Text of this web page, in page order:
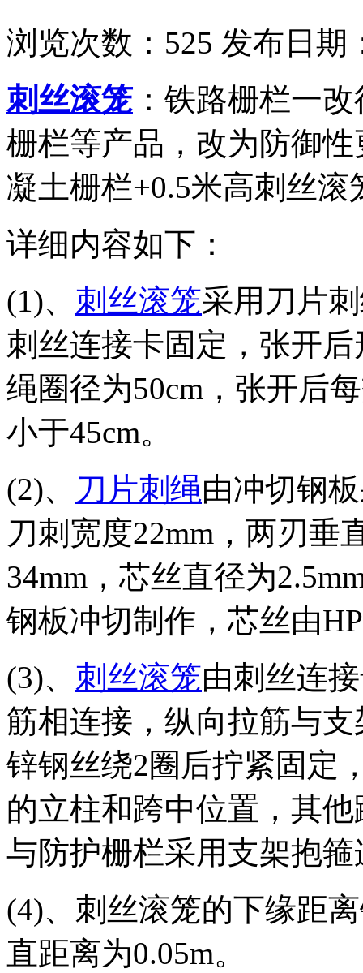
浏览次数： 525 发布日期
刺丝滚笼 ：铁路栅栏一
栅栏等产品，改为防御
凝土栅栏+0.5米高刺丝滚
详细内容如下：
(1)、 刺丝滚笼采用刀片
刺丝连接卡固定，张开
绳圈径为50cm，张开后
小于45cm。
(2)、 刀片刺绳由冲切钢
刀刺宽度22mm，两刃垂
34mm，芯丝直径为
钢板冲切制作，芯丝由
(3)、 刺丝滚笼由刺丝连
筋相连接，纵向拉筋与
锌钢丝绕2圈后拧紧固定
的立柱和跨中位置，其
与防护栅栏采用支架抱箍
(4)、刺丝滚笼的下缘距
直距离为0.05m。